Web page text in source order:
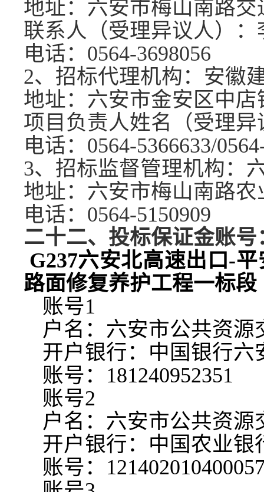
地址：六安市梅山南路交
联系人（受理异议人）：
电话： 0564-3698056
2、招标代理机构：安徽
地址：六安市金安区中
项目负责人姓名（受理
电话： 0564-5366633/
3、招标监督管理机构：
地址：六安市梅山南路农
电话： 0564-5150909
二十二、投标保证金账号
G237六安北高速出口-
路面修复养护工程一标段
账号1
户名：六安市公共资源
开户银行：中国银行六
账号： 181240952351
账号2
户名：六安市公共资源
开户银行：中国农业
账号：